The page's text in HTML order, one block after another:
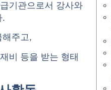
기관으로서 강사와
.
주고,
비 등을 받는 형태